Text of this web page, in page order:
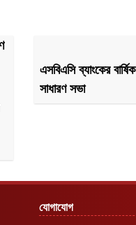
এসবিএসি ব্যাংকের বার্ষিক
সাধারণ সভা
যোগাযোগ